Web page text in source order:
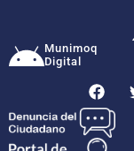
Munimoq
Digital